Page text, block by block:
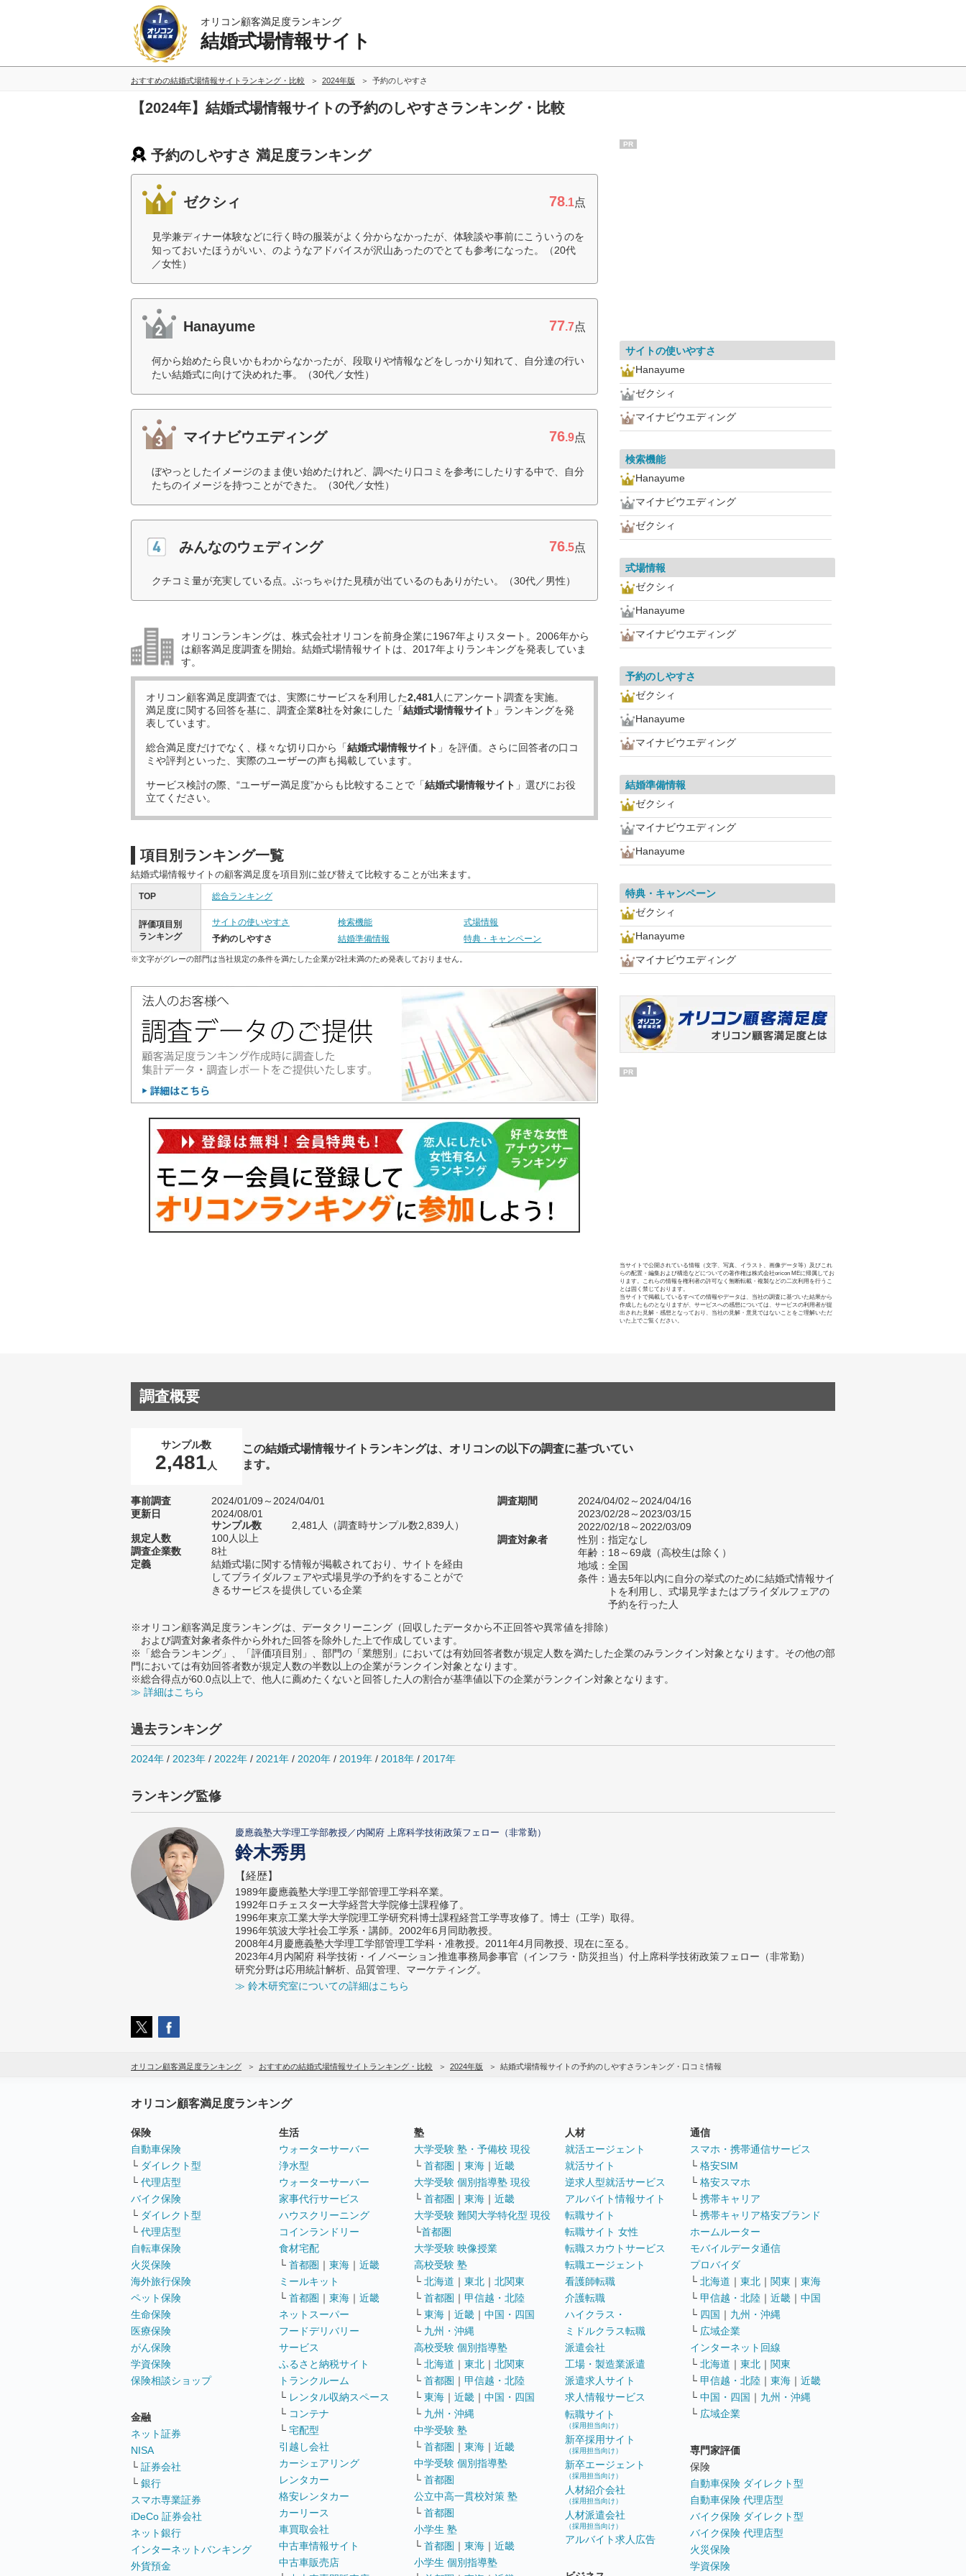
オリコン顧客満足度ランキング
結婚式場情報サイト
おすすめの結婚式場情報サイトランキング・比較 2024年版 予約のしやすさ
【2024年】結婚式場情報サイトの予約のしやすさランキング・比較
予約のしやすさ 満足度ランキング
ゼクシィ 78.1点
見学兼ディナー体験などに行く時の服装がよく分からなかったが、体験談や事前にこういうのを
知っておいたほうがいい、のようなアドバイスが沢山あったのでとても参考になった。（20代
／女性）
Hanayume 77.7点
何から始めたら良いかもわからなかったが、段取りや情報などをしっかり知れて、自分達の行い
たい結婚式に向けて決めれた事。（30代／女性）
マイナビウエディング 76.9点
ぼやっとしたイメージのまま使い始めたけれど、調べたり口コミを参考にしたりする中で、自分
たちのイメージを持つことができた。（30代／女性）
みんなのウェディング 76.5点
クチコミ量が充実している点。ぶっちゃけた見積が出ているのもありがたい。（30代／男性）
オリコンランキングは、株式会社オリコンを前身企業に1967年よりスタート。2006年から
は顧客満足度調査を開始。結婚式場情報サイトは、2017年よりランキングを発表していま
す。
オリコン顧客満足度調査では、実際にサービスを利用した2,481人にアンケート調査を実施。
満足度に関する回答を基に、調査企業8社を対象にした「結婚式場情報サイト 」ランキングを発
表しています。
総合満足度だけでなく、様々な切り口から「結婚式場情報サイト 」を評価。さらに回答者の口コ
ミや評判といった、実際のユーザーの声も掲載しています。
サービス検討の際、“ユーザー満足度”からも比較することで「結婚式場情報サイト 」選びにお役
立てください。
項目別ランキング一覧
結婚式場情報サイトの顧客満足度を項目別に並び替えて比較することが出来ます。
TOP 総合ランキング
評価項目別
ランキング
サイトの使いやすさ 検索機能
式場情報
予約のしやすさ
結婚準備情報 特典・キャンペーン
※文字がグレーの部門は当社規定の条件を満たした企業が2社未満のため発表しておりません。
PR
サイトの使いやすさ
Hanayume
ゼクシィ
マイナビウエディング
検索機能
Hanayume
マイナビウエディング
ゼクシィ
式場情報
ゼクシィ
Hanayume
マイナビウエディング
予約のしやすさ
ゼクシィ
Hanayume
マイナビウエディング
結婚準備情報
ゼクシィ
マイナビウエディング
Hanayume
特典・キャンペーン
ゼクシィ
Hanayume
マイナビウエディング
PR
当サイトで公開されている情報（文字、写真、イラスト、画像データ等）及びこれ
らの配置・編集および構造などについての著作権は株式会社oricon MEに帰属してお
ります。これらの情報を権利者の許可なく無断転載・複製などの二次利用を行うこ
とは固く禁じております。
当サイトで掲載しているすべての情報やデータは、当社の調査に基づいた結果から
作成したものとなりますが、サービスへの感想については、サービスの利用者が提
出された見解・感想となっており、当社の見解・意見ではないことをご理解いただ
いた上でご覧ください。
調査概要
サンプル数
2,481 人
この結婚式場情報サイトランキングは、オリコンの以下の調査に基づいてい
ます。
事前調査
2024/01/09～2024/04/01
更新日
2024/08/01
サンプル数
2,481人（調査時サンプル数2,839人）
規定人数
100人以上
調査企業数
8社
定義
結婚式場に関する情報が掲載されており、サイトを経由
してブライダルフェアや式場見学の予約をすることがで
きるサービスを提供している企業
調査期間
2024/04/02～2024/04/16
2023/02/28～2023/03/15
2022/02/18～2022/03/09
調査対象者
性別：指定なし
年齢：18～69歳（高校生は除く）
地域：全国
条件：過去5年以内に自分の挙式のために結婚式情報サイ
トを利用し、式場見学またはブライダルフェアの
予約を行った人
※オリコン顧客満足度ランキングは、データクリーニング（回収したデータから不正回答や異常値を排除）
および調査対象者条件から外れた回答を除外した上で作成しています。
※「総合ランキング」、「評価項目別」、部門の「業態別」においては有効回答者数が規定人数を満たした企業のみランクイン対象となります。その他の部
門においては有効回答者数が規定人数の半数以上の企業がランクイン対象となります。
※総合得点が60.0点以上で、他人に薦めたくないと回答した人の割合が基準値以下の企業がランクイン対象となります。
≫ 詳細はこちら
過去ランキング
2024年 / 2023年 / 2022年 / 2021年 / 2020年 / 2019年 / 2018年 / 2017年
ランキング監修
慶應義塾大学理工学部教授／内閣府 上席科学技術政策フェロー（非常勤）
鈴木秀男
【経歴】
1989年慶應義塾大学理工学部管理工学科卒業。
1992年ロチェスター大学経営大学院修士課程修了。
1996年東京工業大学大学院理工学研究科博士課程経営工学専攻修了。博士（工学）取得。
1996年筑波大学社会工学系・講師。2002年6月同助教授。
2008年4月慶應義塾大学理工学部管理工学科・准教授。2011年4月同教授、現在に至る。
2023年4月内閣府 科学技術・イノベーション推進事務局参事官（インフラ・防災担当）付上席科学技術政策フェロー（非常勤）
研究分野は応用統計解析、品質管理、マーケティング。
≫ 鈴木研究室についての詳細はこちら
オリコン顧客満足度ランキング おすすめの結婚式場情報サイトランキング・比較 2024年版 結婚式場情報サイトの予約のしやすさランキング・口コミ情報
オリコン顧客満足度ランキング
保険
自動車保険
└ ダイレクト型
└ 代理店型
バイク保険
└ ダイレクト型
└ 代理店型
自転車保険
火災保険
海外旅行保険
ペット保険
生命保険
医療保険
がん保険
学資保険
保険相談ショップ
金融
ネット証券
NISA
└ 証券会社
└ 銀行
スマホ専業証券
iDeCo 証券会社
ネット銀行
インターネットバンキング
外貨預金
生活
ウォーターサーバー
浄水型
ウォーターサーバー
家事代行サービス
ハウスクリーニング
コインランドリー
食材宅配
└ 首都圏 ｜ 東海 ｜ 近畿
ミールキット
└ 首都圏 ｜ 東海 ｜ 近畿
ネットスーパー
フードデリバリー
サービス
ふるさと納税サイト
トランクルーム
└ レンタル収納スペース
└ コンテナ
└ 宅配型
引越し会社
カーシェアリング
レンタカー
格安レンタカー
カーリース
車買取会社
中古車情報サイト
中古車販売店
塾
大学受験 塾・予備校 現役
└ 首都圏 ｜ 東海 ｜ 近畿
大学受験 個別指導塾 現役
└ 首都圏 ｜ 東海 ｜ 近畿
大学受験 難関大学特化型 現役
└首都圏
大学受験 映像授業
高校受験 塾
└ 北海道 ｜ 東北 ｜ 北関東
└ 首都圏 ｜ 甲信越・北陸
└ 東海 ｜ 近畿 ｜ 中国・四国
└ 九州・沖縄
高校受験 個別指導塾
└ 北海道 ｜ 東北 ｜ 北関東
└ 首都圏 ｜ 甲信越・北陸
└ 東海 ｜ 近畿 ｜ 中国・四国
└ 九州・沖縄
中学受験 塾
└ 首都圏 ｜ 東海 ｜ 近畿
中学受験 個別指導塾
└ 首都圏
公立中高一貫校対策 塾
└ 首都圏
小学生 塾
└ 首都圏 ｜ 東海 ｜ 近畿
小学生 個別指導塾
人材
就活エージェント
就活サイト
逆求人型就活サービス
アルバイト情報サイト
転職サイト
転職サイト 女性
転職スカウトサービス
転職エージェント
看護師転職
介護転職
ハイクラス・
ミドルクラス転職
派遣会社
工場・製造業派遣
派遣求人サイト
求人情報サービス
転職サイト
（採用担当向け）
新卒採用サイト
（採用担当向け）
新卒エージェント
（採用担当向け）
人材紹介会社
（採用担当向け）
人材派遣会社
（採用担当向け）
アルバイト求人広告
通信
スマホ・携帯通信サービス
└ 格安SIM
└ 格安スマホ
└ 携帯キャリア
└ 携帯キャリア格安ブランド
ホームルーター
モバイルデータ通信
プロバイダ
└ 北海道 ｜ 東北 ｜ 関東 ｜ 東海
└ 甲信越・北陸 ｜ 近畿 ｜ 中国
└ 四国 ｜ 九州・沖縄
└ 広域企業
インターネット回線
└ 北海道 ｜ 東北 ｜ 関東
└ 甲信越・北陸 ｜ 東海 ｜ 近畿
└ 中国・四国 ｜ 九州・沖縄
└ 広域企業
専門家評価
保険
自動車保険 ダイレクト型
自動車保険 代理店型
バイク保険 ダイレクト型
バイク保険 代理店型
火災保険
学資保険